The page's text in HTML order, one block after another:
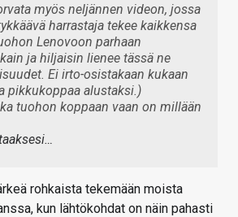
myös neljännen videon, jossa
harrastaja tekee kaikkensa
Lenovoon parhaan
ja hiljaisin lienee tässä ne
Ei irto-osistakaan kukaan
pikkukoppaa alustaksi.)
tuohon koppaan vaan on millään
rohkaista tekemään moista
kun lähtökohdat on näin pahasti